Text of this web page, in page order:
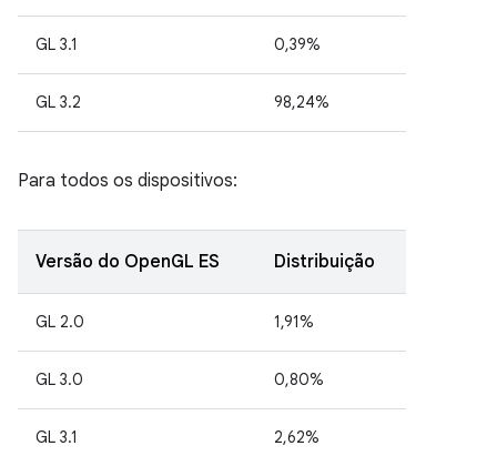
GL 3.1 0,39%
GL 3.2 98,24%
Para todos os dispositivos:
Versão do OpenGL ES Distribuição
GL 2.0 1,91%
GL 3.0 0,80%
GL 3.1 2,62%